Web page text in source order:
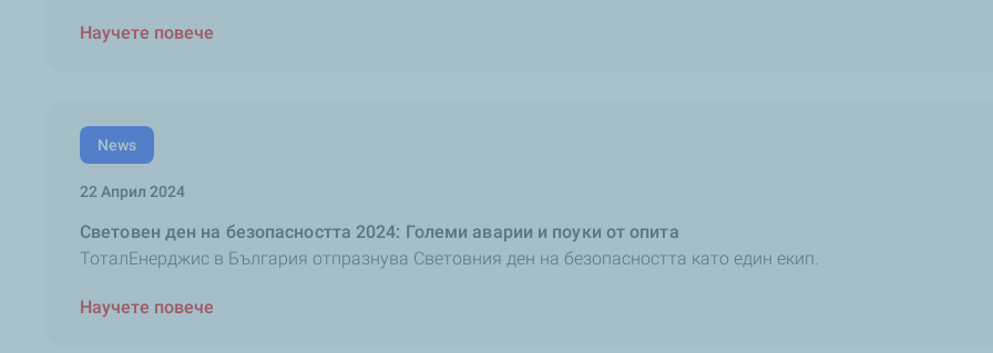
Научете повече
News
22 Април 2024
Световен ден на безопасността 2024: Големи аварии и поуки от опита
ТоталЕнерджис в България отпразнува Световния ден на безопасността като един екип.
Научете повече